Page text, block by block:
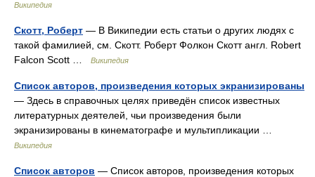
Википедия
Скотт, Роберт — В Википедии есть статьи о других людях с
такой фамилией, см. Скотт. Роберт Фолкон Скотт англ. Robert
Falcon Scott …
Википедия
Список авторов, произведения которых экранизированы
— Здесь в справочных целях приведён список известных
литературных деятелей, чьи произведения были
экранизированы в кинематографе и мультипликации …
Википедия
Список авторов — Список авторов, произведения которых